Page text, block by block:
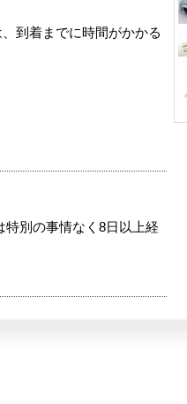
到着までに時間がかかる
別の事情なく8日以上経